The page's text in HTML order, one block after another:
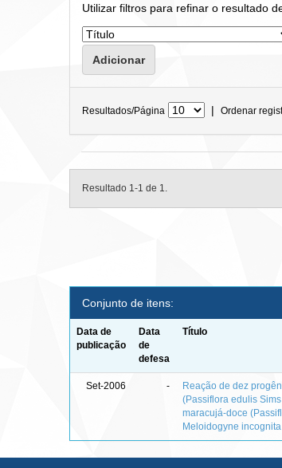
Utilizar filtros para refinar o resultado
Resultados/Página | Ordenar
Resultado 1-1 de 1.
Conjunto de itens:
Data de
publicação
Data
de
defesa
Título
Set-2006 -
Reação de dez
(Passiflora edulis
maracujá-doce
Meloidogyne incognita